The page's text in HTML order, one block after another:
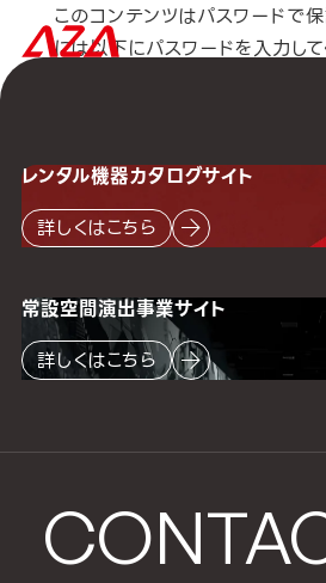
このコンテンツはパスワードで
には以下にパスワードを入力して
レンタル機器カタログサイト
詳しくはこちら
常設空間演出事業サイト
詳しくはこちら